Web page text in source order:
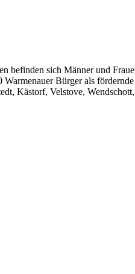
befinden sich Männer und
Bürger als
Kästorf, Velstove,